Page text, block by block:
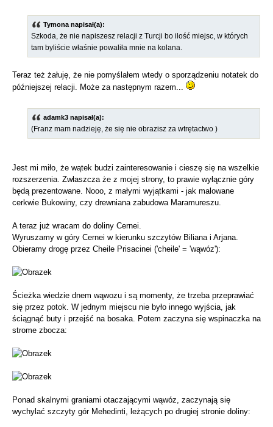
Tymona napisał(a):
Szkoda, że nie napiszesz relacji z Turcji bo ilość miejsc, w których
tam byliście właśnie powaliła mnie na kolana.
Teraz też żałuję, że nie pomyślałem wtedy o sporządzeniu notatek do
późniejszej relacji. Może za następnym razem...
adamk3 napisał(a):
(Franz mam nadzieję, że się nie obrazisz za wtrętactwo )
Jest mi miło, że wątek budzi zainteresowanie i cieszę się na wszelkie
rozszerzenia. Zwłaszcza że z mojej strony, to prawie wyłącznie góry
będą prezentowane. Nooo, z małymi wyjątkami - jak malowane
cerkwie Bukowiny, czy drewniana zabudowa Maramureszu.
A teraz już wracam do doliny Cernei.
Wyruszamy w góry Cernei w kierunku szczytów Biliana i Arjana.
Obieramy drogę przez Cheile Prisacinei ('cheile' = 'wąwóz'):
Ścieżka wiedzie dnem wąwozu i są momenty, że trzeba przeprawiać
się przez potok. W jednym miejscu nie było innego wyjścia, jak
ściągnąć buty i przejść na bosaka. Potem zaczyna się wspinaczka na
strome zbocza:
Ponad skalnymi graniami otaczającymi wąwóz, zaczynają się
wychylać szczyty gór Mehedinti, leżących po drugiej stronie doliny: